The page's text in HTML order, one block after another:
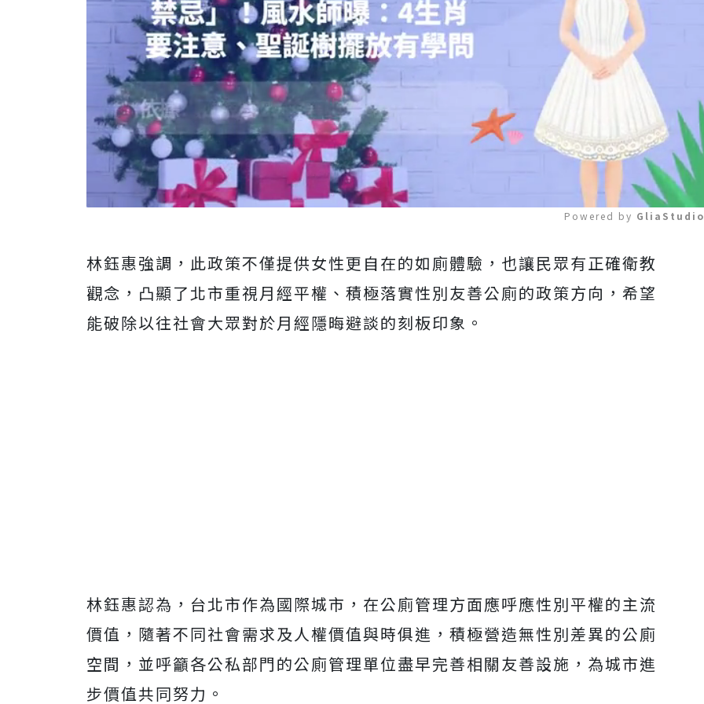
Mute
Powered by
林鈺惠強調，此政策不僅提供女性更自在的如廁體驗，也讓民眾有正確衛教
觀念，凸顯了北市重視月經平權、積極落實性別友善公廁的政策方向，希望
能破除以往社會大眾對於月經隱晦避談的刻板印象。
林鈺惠認為，台北市作為國際城市，在公廁管理方面應呼應性別平權的主流
價值，隨著不同社會需求及人權價值與時俱進，積極營造無性別差異的公廁
空間，並呼籲各公私部門的公廁管理單位盡早完善相關友善設施，為城市進
步價值共同努力。